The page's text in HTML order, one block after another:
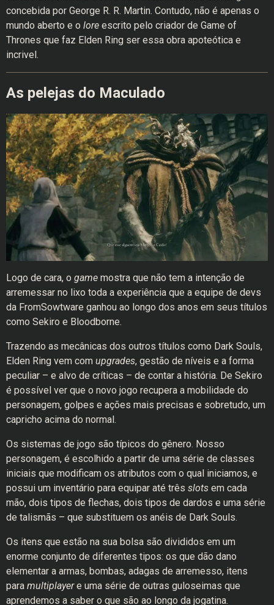
concebida por George R. R. Martin. Contudo, não é apenas o
mundo aberto e o lore escrito pelo criador de Game of
Thrones que faz Elden Ring ser essa obra apoteótica e
incrivel.
As pelejas do Maculado
Logo de cara, o game mostra que não tem a intenção de
arremessar no lixo toda a experiência que a equipe de devs
da FromSowtware ganhou ao longo dos anos em seus títulos
como Sekiro e Bloodborne.
Trazendo as mecânicas dos outros títulos como Dark Souls,
Elden Ring vem com upgrades, gestão de níveis e a forma
peculiar – e alvo de críticas – de contar a história. De Sekiro
é possível ver que o novo jogo recupera a mobilidade do
personagem, golpes e ações mais precisas e sobretudo, um
capricho acima do normal.
Os sistemas de jogo são típicos do gênero. Nosso
personagem, é escolhido a partir de uma série de classes
iniciais que modificam os atributos com o qual iniciamos, e
possui um inventário para equipar até três slots em cada
mão, dois tipos de flechas, dois tipos de dardos e uma série
de talismãs – que substituem os anéis de Dark Souls.
Os itens que estão na sua bolsa são divididos em um
enorme conjunto de diferentes tipos: os que dão dano
elementar a armas, bombas, adagas de arremesso, itens
para multiplayere uma série de outras guloseimas que
aprendemos a saber o que são ao longo da jogatina.